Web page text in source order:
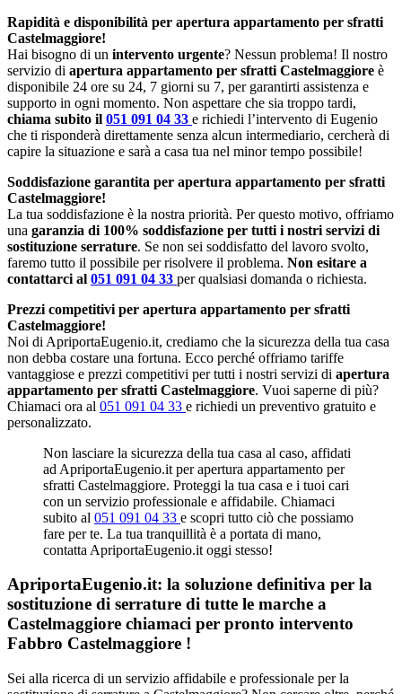
Rapidità e disponibilità per apertura appartamento per sfratti
Castelmaggiore!
Hai bisogno di un intervento urgente? Nessun problema! Il nostro
servizio di apertura appartamento per sfratti Castelmaggiore è
disponibile 24 ore su 24, 7 giorni su 7, per garantirti assistenza e
supporto in ogni momento. Non aspettare che sia troppo tardi,
chiama subito il 051 091 04 33 e richiedi l’intervento di Eugenio
che ti risponderà direttamente senza alcun intermediario, cercherà di
capire la situazione e sarà a casa tua nel minor tempo possibile!
Soddisfazione garantita per apertura appartamento per sfratti
Castelmaggiore!
La tua soddisfazione è la nostra priorità. Per questo motivo, offriamo
una garanzia di 100% soddisfazione per tutti i nostri servizi di
sostituzione serrature. Se non sei soddisfatto del lavoro svolto,
faremo tutto il possibile per risolvere il problema. Non esitare a
contattarci al 051 091 04 33 per qualsiasi domanda o richiesta.
Prezzi competitivi per apertura appartamento per sfratti
Castelmaggiore!
Noi di ApriportaEugenio.it, crediamo che la sicurezza della tua casa
non debba costare una fortuna. Ecco perché offriamo tariffe
vantaggiose e prezzi competitivi per tutti i nostri servizi di apertura
appartamento per sfratti Castelmaggiore. Vuoi saperne di più?
Chiamaci ora al 051 091 04 33 e richiedi un preventivo gratuito e
personalizzato.
Non lasciare la sicurezza della tua casa al caso, affidati
ad ApriportaEugenio.it per apertura appartamento per
sfratti Castelmaggiore. Proteggi la tua casa e i tuoi cari
con un servizio professionale e affidabile. Chiamaci
subito al 051 091 04 33 e scopri tutto ciò che possiamo
fare per te. La tua tranquillità è a portata di mano,
contatta ApriportaEugenio.it oggi stesso!
ApriportaEugenio.it: la soluzione definitiva per la
sostituzione di serrature di tutte le marche a
Castelmaggiore chiamaci per pronto intervento
Fabbro Castelmaggiore !
Sei alla ricerca di un servizio affidabile e professionale per la